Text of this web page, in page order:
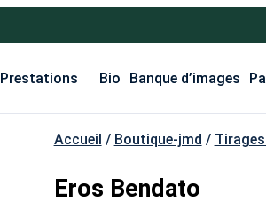
Prestations Bio Banque d’images
Accueil / Boutique-jmd /
Eros Bendato